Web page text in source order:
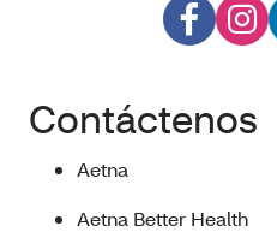
Contáctenos
Aetna
Aetna Better Health